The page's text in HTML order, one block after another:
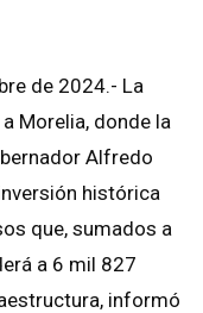
de 2024.- La
Morelia, donde la
Alfredo
histórica
que, sumados a
a 6 mil 827
informó